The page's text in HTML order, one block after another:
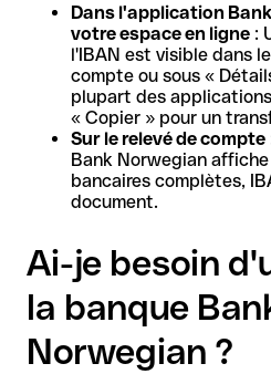
Dans l'application
votre espace en ligne :
l'IBAN est visible dans
compte ou sous «
plupart des
« Copier » pour un
Sur le relevé de compte
Bank Norwegian
bancaires complètes,
document.
Ai-je besoin
la banque
Norwegian ?